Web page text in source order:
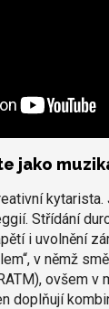
jako
Střídání
i uvolnění
v němž
ovšem
doplňují